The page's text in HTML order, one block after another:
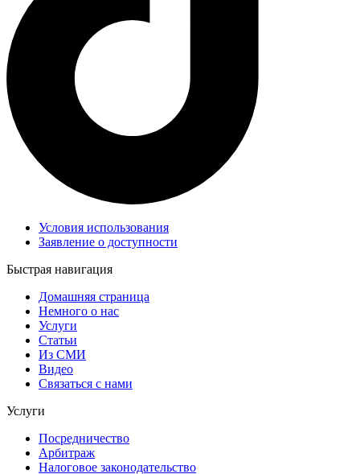
Условия использования
Заявление о доступности
Быстрая навигация
Домашняя страница
Немного о нас
Услуги
Статьи
Из СМИ
Видео
Связаться с нами
Услуги
Посредничество
Арбитраж
Налоговое законодательство